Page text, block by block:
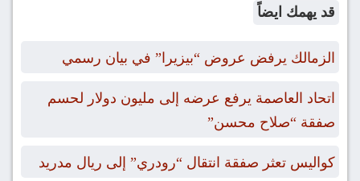
قد يهمك ايضاً
الزمالك يرفض عروض “بيزيرا” في بيان رسمي
اتحاد العاصمة يرفع عرضه إلى مليون دولار لحسم
صفقة “صلاح محسن”
كواليس تعثر صفقة انتقال “رودري” إلى ريال مدريد